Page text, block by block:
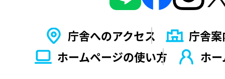
庁舎へのアクセス
庁舎案
ホームページの使い⽅
ホ